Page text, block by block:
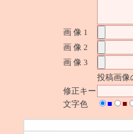
画 像 1
画 像 2
画 像 3
投稿画像
修正キー
文字色
■ ■